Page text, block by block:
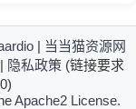
| 当当猫资源网
隐私政策 (链接要求
Apache2 License.